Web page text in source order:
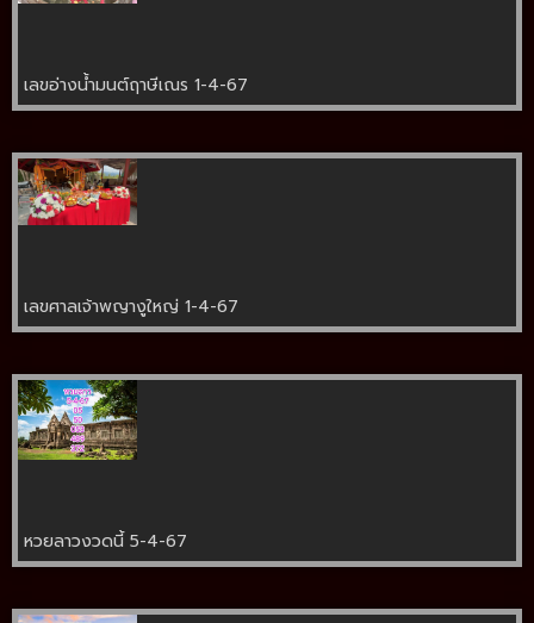
เลขอ่างน้ำมนต์ฤาษีเณร 1-4-67
เลขศาลเจ้าพญางูใหญ่ 1-4-67
หวยลาวงวดนี้ 5-4-67